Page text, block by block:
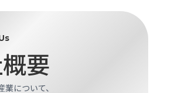
要
について、